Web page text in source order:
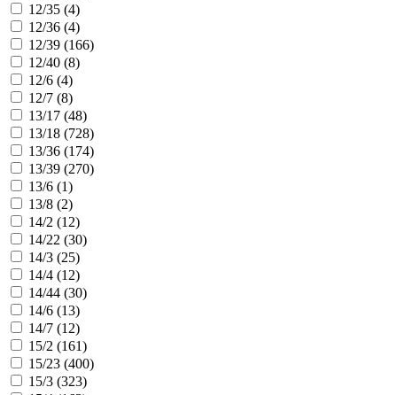
12/35 (4)
12/36 (4)
12/39 (166)
12/40 (8)
12/6 (4)
12/7 (8)
13/17 (48)
13/18 (728)
13/36 (174)
13/39 (270)
13/6 (1)
13/8 (2)
14/2 (12)
14/22 (30)
14/3 (25)
14/4 (12)
14/44 (30)
14/6 (13)
14/7 (12)
15/2 (161)
15/23 (400)
15/3 (323)